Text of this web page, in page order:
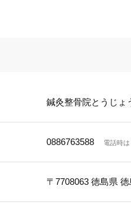
鍼灸整骨院とうじょ
0886763588 電話時
〒7708063 徳島県